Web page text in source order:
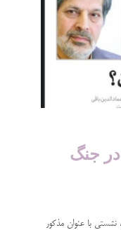
در جنگ
با عنوان مذکور